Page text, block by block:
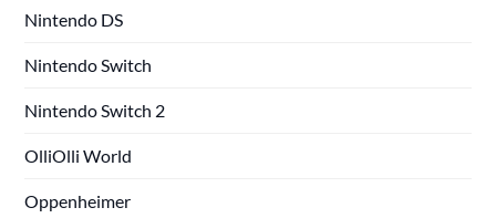
Nintendo DS
Nintendo Switch
Nintendo Switch 2
OlliOlli World
Oppenheimer